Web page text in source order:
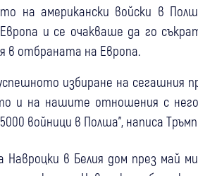
на американски войски в
и се очакваше да го
в отбраната на Европа.
избиране на сегашния
и на нашите отношения с
войници в Полша", написа
Навроцки в Белия дом през май